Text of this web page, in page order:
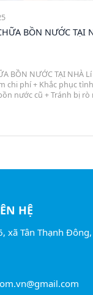
BỒN NƯỚC TẠI
TẠI NHÀ Lí do nên hàn sửa chữa
Tận dụng sử dụng bồn nước cũ +
HỆ
xã Tân Thạnh